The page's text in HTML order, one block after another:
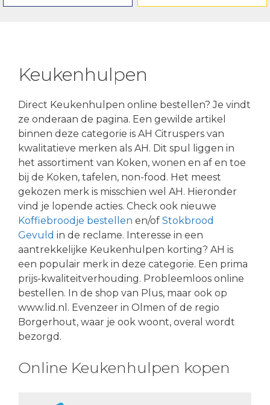
Keukenhulpen
Direct Keukenhulpen online bestellen? Je vindt
ze onderaan de pagina. Een gewilde artikel
binnen deze categorie is AH Citruspers van
kwalitatieve merken als AH. Dit spul liggen in
het assortiment van Koken, wonen en af en toe
bij de Koken, tafelen, non-food. Het meest
gekozen merk is misschien wel AH. Hieronder
vind je lopende acties. Check ook nieuwe
Koffiebroodje bestellen en/of Stokbrood
Gevuld in de reclame. Interesse in een
aantrekkelijke Keukenhulpen korting? AH is
een populair merk in deze categorie. Een prima
prijs-kwaliteitverhouding. Probleemloos online
bestellen. In de shop van Plus, maar ook op
www.lid.nl. Evenzeer in Olmen of de regio
Borgerhout, waar je ook woont, overal wordt
bezorgd.
Online Keukenhulpen kopen